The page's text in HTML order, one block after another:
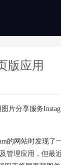
版应用
片分享服务
网站时发现了
管理应用，但